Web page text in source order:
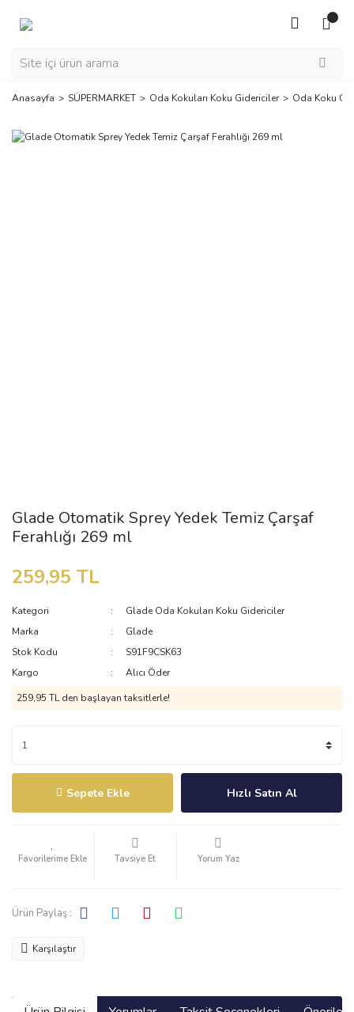
Anasayfa SÜPERMARKET Oda Kokuları Koku Gidericiler Oda Koku
Glade Otomatik Sprey Yedek Temiz Çarşaf
Ferahlığı 269 ml
259,95 TL
Kategori
Glade Oda Kokuları Koku Gidericiler
Marka
Glade
Stok Kodu
S91F9CSK63
Kargo
Alıcı Öder
259,95 TL den başlayan taksitlerle!
Sepete Ekle Hızlı Satın Al
Tavsiye Et Yorum Yaz
Ürün Paylaş :
Karşılaştır